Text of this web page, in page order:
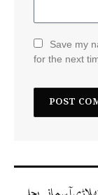
Save my
for the next